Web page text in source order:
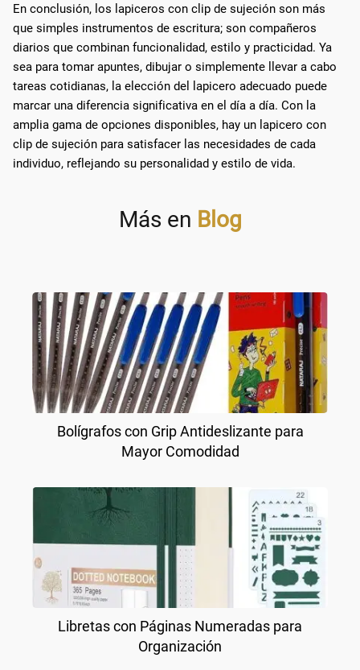
En conclusión, los lapiceros con clip de sujeción son más
que simples instrumentos de escritura; son compañeros
diarios que combinan funcionalidad, estilo y practicidad. Ya
sea para tomar apuntes, dibujar o simplemente llevar a cabo
tareas cotidianas, la elección del lapicero adecuado puede
marcar una diferencia significativa en el día a día. Con la
amplia gama de opciones disponibles, hay un lapicero con
clip de sujeción para satisfacer las necesidades de cada
individuo, reflejando su personalidad y estilo de vida.
Más en Blog
Bolígrafos con Grip Antideslizante para
Mayor Comodidad
Libretas con Páginas Numeradas para
Organización